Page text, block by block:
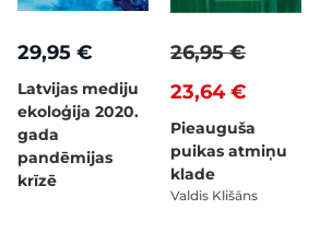
29,95 €
Latvijas mediju
ekoloģija 2020.
gada
pandēmijas
krīzē
23,64 €
26,95 €
Pieauguša
puikas atmiņu
klade
Valdis Klišāns